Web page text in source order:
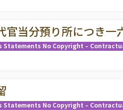
当分預り所につき一
Statements No Copyright –
Statements No Copyright –